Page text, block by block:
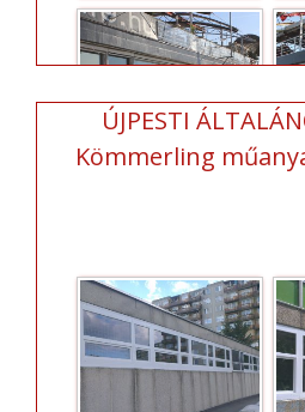
ÚJPESTI
Kömmerling